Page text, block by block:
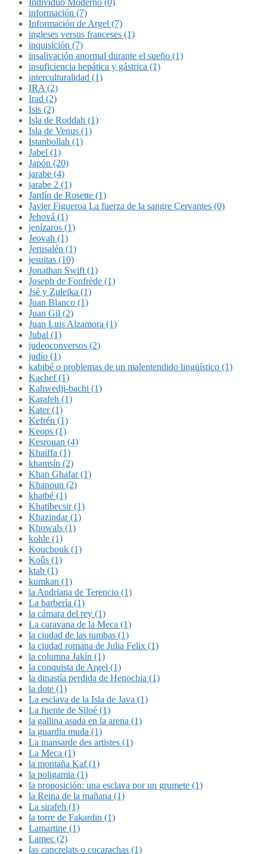
Individuo Moderno (0)
información (7)
Información de Argel (7)
ingleses versus franceses (1)
inquisición (7)
insalivación anormal durante el sueño (1)
insuficiencia hepática y gástrica (1)
interculturalidad (1)
IRA (2)
Irad (2)
Isis (2)
Isla de Roddah (1)
Isla de Venus (1)
Istanbollah (1)
Jabel (1)
Japón (20)
jarabe (4)
jarabe 2 (1)
Jardín de Rosette (1)
Javier Figueroa La fuerza de la sangre Cervantes (0)
Jehová (1)
jenízaros (1)
Jeovah (1)
Jerusalén (1)
jesuitas (10)
Jonathan Swift (1)
Joseph de Fonfrède (1)
Jsé y Zuleïka (1)
Juan Blanco (1)
Juan Gil (2)
Juan Luis Alzamora (1)
Jubal (1)
judeoconversos (2)
judío (1)
kabibé o problemas de un malentendido lingüístico (1)
Kachef (1)
Kahwedji-bachi (1)
Karafeh (1)
Kater (1)
Kefrén (1)
Keops (1)
Kesrouan (4)
Khaiffa (1)
khamsín (2)
Khan Ghafar (1)
Khanoun (2)
khatbé (1)
Khatibecsir (1)
Khazindar (1)
Khowals (1)
kohle (1)
Kouchouk (1)
Koûs (1)
ktab (1)
kumkan (1)
la Andriana de Terencio (1)
La barbería (1)
la cámara del rey (1)
La caravana de la Meca (1)
la ciudad de las tumbas (1)
la ciudad romana de Julia Felix (1)
la columna Jakín (1)
la conquista de Argel (1)
la dinastía perdida de Henochia (1)
la dote (1)
La esclava de la Isla de Java (1)
La fuente de Siloé (1)
la gallina asada en la arena (1)
la guardia muda (1)
La mansarde des artistes (1)
La Meca (1)
la montaña Kaf (1)
la poligamia (1)
la proposición: una esclava por un grumete (1)
la Reina de la mañana (1)
La sirafeh (1)
la torre de Fakardin (1)
Lamartine (1)
Lamec (2)
las cancrelats o cucarachas (1)